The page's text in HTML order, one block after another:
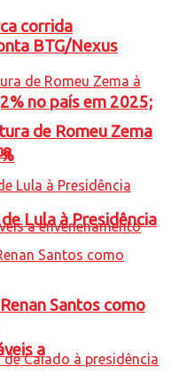
no país em 2025;
a
corrida
BTG/Nexus
de Romeu Zema
Lula à Presidência
Santos como